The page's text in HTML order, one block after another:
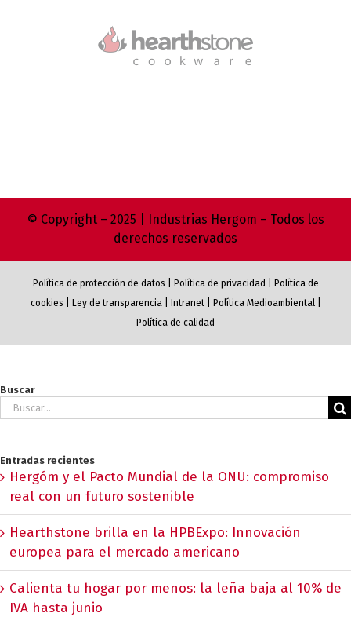
© Copyright – 2025 | Industrias Hergom – Todos los
derechos reservados
Política de protección de datos Política de privacidad
Política de
cookies
Ley de transparencia| Intranet| Política Medioambiental|
Política de calidad
Buscar
Buscar:
Entradas recientes
Hergóm y el Pacto Mundial de la ONU: compromiso
real con un futuro sostenible
Hearthstone brilla en la HPBExpo: Innovación
europea para el mercado americano
Calienta tu hogar por menos: la leña baja al 10% de
IVA hasta junio